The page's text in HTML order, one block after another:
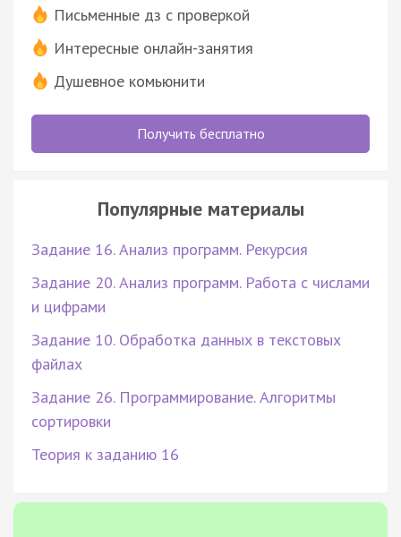
Письменные дз с проверкой
Интересные онлайн-занятия
Душевное комьюнити
Получить бесплатно
Популярные материалы
Задание 16. Анализ программ. Рекурсия
Задание 20. Анализ программ. Работа с числами
и цифрами
Задание 10. Обработка данных в текстовых
файлах
Задание 26. Программирование. Алгоритмы
сортировки
Теория к заданию 16